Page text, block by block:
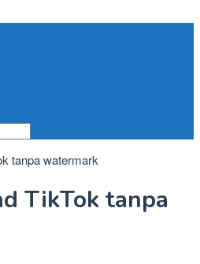
tanpa watermark
TikTok tanpa